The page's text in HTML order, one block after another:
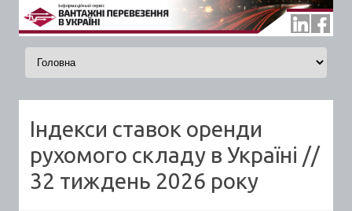
Skip to content
Індекси ставок оренди
рухомого складу в Україні //
32 тиждень 2026 року